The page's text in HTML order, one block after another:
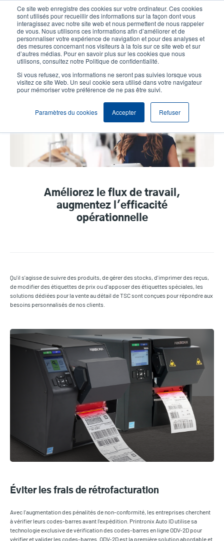
Ce site web enregistre des cookies sur votre ordinateur. Ces cookies
sont utilisés pour recueillir des informations sur la façon dont vous
interagissez avec notre site web et nous permettent de nous rappeler
de vous. Nous utilisons ces informations afin d’améliorer et de
personnaliser votre expérience de navigation et pour des analyses et
des mesures concernant nos visiteurs à la fois sur ce site web et sur
d’autres médias. Pour en savoir plus sur les cookies que nous
utilisons, consultez notre Politique de confidentialité.
Si vous refusez, vos informations ne seront pas suivies lorsque vous
visitez ce site Web. Un seul cookie sera utilisé dans votre navigateur
pour mémoriser votre préférence de ne pas être suivi.
Paramètres du cookies Accepter Refuser
contenu
principal
User
account
menu
User
Header
Sélection Produits Contact Commercial
Vente au détail
Améliorez le flux de travail,
augmentez l'efficacité
opérationnelle
Qu'il s'agisse de suivre des produits, de gérer des stocks, d'imprimer des reçus,
de modifier des étiquettes de prix ou d'apposer des étiquettes spéciales, les
solutions dédiées pour la vente au détail de TSC sont conçues pour répondre aux
besoins personnalisés de nos clients.
Éviter les frais de rétrofacturation
Avec l'augmentation des pénalités de non-conformité, les entreprises cherchent
à vérifier leurs codes-barres avant l'expédition. Printronix Auto ID utilise sa
technologie exclusive de vérification des codes-barres en ligne ODV-2D pour
vérifier et valider les codes-barres. ODV-2D est la première solution abordable et